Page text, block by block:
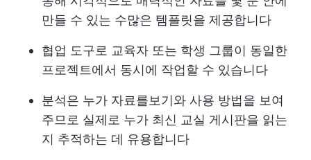
만들 수 있는 수많은 템플릿을 제공합니다
협업 도구로 교육자 또는 학생 그룹이 동일한
프로젝트에서 동시에 작업할 수 있습니다
분석은 누가 자료를보기와 사용 방법을 보여
주므로 실제로 누가 최신 교실 게시판을 읽는
지 추적하는 데 유용합니다